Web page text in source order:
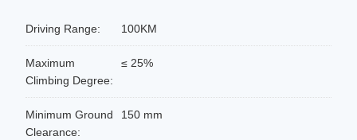
Driving Range: 100KM
Maximum
Climbing Degree:
≤ 25%
Minimum Ground
Clearance:
150 mm